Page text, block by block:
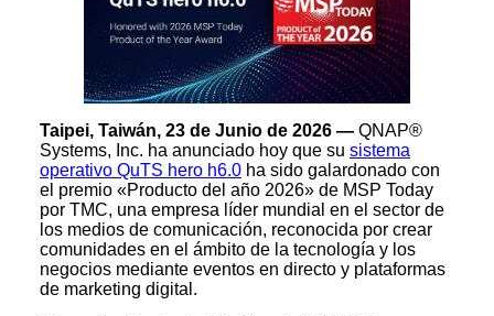
Taipei, Taiwán, 23 de Junio de 2026 — QNAP®
Systems, Inc. ha anunciado hoy que su sistema
operativo QuTS hero h6.0 ha sido galardonado con
el premio «Producto del año 2026» de MSP Today
por TMC, una empresa líder mundial en el sector de
los medios de comunicación, reconocida por crear
comunidades en el ámbito de la tecnología y los
negocios mediante eventos en directo y plataformas
de marketing digital.